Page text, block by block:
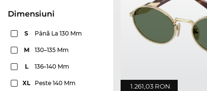
dimensiuni
S Până La 130 Mm
M 130–135 Mm
L 136–140 Mm
XL Peste 140 Mm 1.261,03 RON